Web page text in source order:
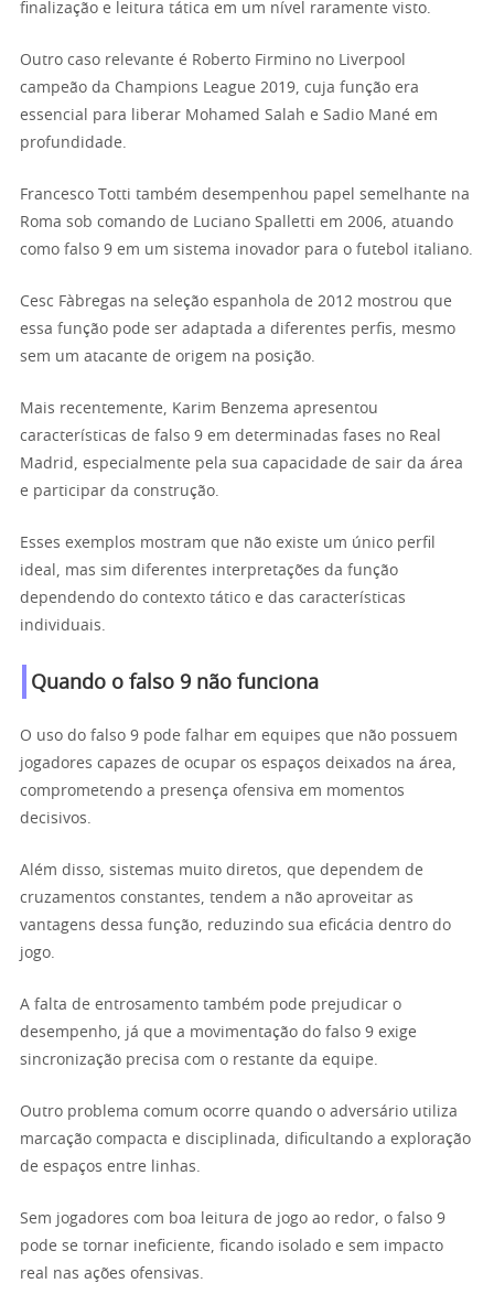
finalização e leitura tática em um nível raramente visto.
Outro caso relevante é Roberto Firmino no Liverpool
campeão da Champions League 2019, cuja função era
essencial para liberar Mohamed Salah e Sadio Mané em
profundidade.
Francesco Totti também desempenhou papel semelhante na
Roma sob comando de Luciano Spalletti em 2006, atuando
como falso 9 em um sistema inovador para o futebol italiano.
Cesc Fàbregas na seleção espanhola de 2012 mostrou que
essa função pode ser adaptada a diferentes perfis, mesmo
sem um atacante de origem na posição.
Mais recentemente, Karim Benzema apresentou
características de falso 9 em determinadas fases no Real
Madrid, especialmente pela sua capacidade de sair da área
e participar da construção.
Esses exemplos mostram que não existe um único perfil
ideal, mas sim diferentes interpretações da função
dependendo do contexto tático e das características
individuais.
Quando o falso 9 não funciona
O uso do falso 9 pode falhar em equipes que não possuem
jogadores capazes de ocupar os espaços deixados na área,
comprometendo a presença ofensiva em momentos
decisivos.
Além disso, sistemas muito diretos, que dependem de
cruzamentos constantes, tendem a não aproveitar as
vantagens dessa função, reduzindo sua eficácia dentro do
jogo.
A falta de entrosamento também pode prejudicar o
desempenho, já que a movimentação do falso 9 exige
sincronização precisa com o restante da equipe.
Outro problema comum ocorre quando o adversário utiliza
marcação compacta e disciplinada, dificultando a exploração
de espaços entre linhas.
Sem jogadores com boa leitura de jogo ao redor, o falso 9
pode se tornar ineficiente, ficando isolado e sem impacto
real nas ações ofensivas.